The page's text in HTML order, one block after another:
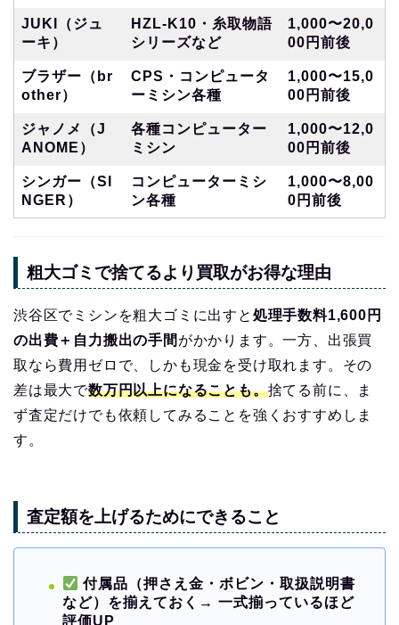
JUKI（ジュ
ーキ）
HZL-K10・糸取物語
シリーズなど
1,000〜20,0
00円前後
ブラザー（br
other）
CPS・コンピュータ
ーミシン各種
1,000〜15,0
00円前後
ジャノメ（J
ANOME）
各種コンピューター
ミシン
1,000〜12,0
00円前後
シンガー（SI
NGER）
コンピューターミシ
ン各種
1,000〜8,00
0円前後
粗大ゴミで捨てるより買取がお得な理由
渋谷区でミシンを粗大ゴミに出すと 処理手数料1,600円
の出費＋自力搬出の手間 がかかります。一方、出張買
取なら費用ゼロで、しかも現金を受け取れます。その
差は最大で数万円以上になることも。捨てる前に、ま
ず査定だけでも依頼してみることを強くおすすめしま
す。
査定額を上げるためにできること
付属品（押さえ金・ボビン・取扱説明書
など）を揃えておく → 一式揃っているほど
評価UP